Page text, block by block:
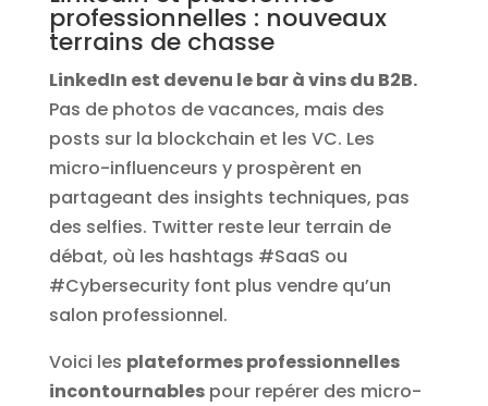
professionnelles : nouveaux
terrains de chasse
LinkedIn est devenu le bar à vins du B2B.
Pas de photos de vacances, mais des
posts sur la blockchain et les VC. Les
micro-influenceurs y prospèrent en
partageant des insights techniques, pas
des selfies. Twitter reste leur terrain de
débat, où les hashtags #SaaS ou
#Cybersecurity font plus vendre qu’un
salon professionnel.
Voici les plateformes professionnelles
incontournablespour repérer des micro-